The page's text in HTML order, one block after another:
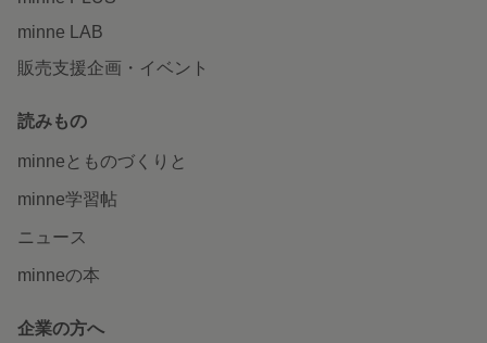
minne LAB
販売支援企画・イベント
読みもの
minneとものづくりと
minne学習帖
ニュース
minneの本
企業の方へ